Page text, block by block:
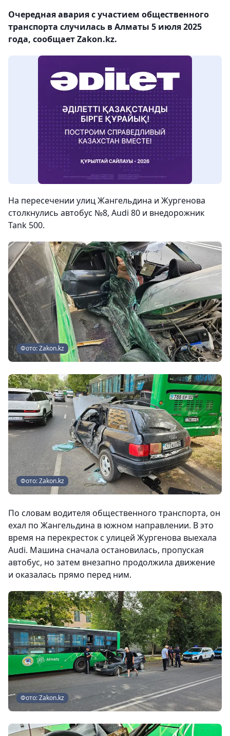
Очередная авария с участием общественного
транспорта случилась в Алматы 5 июля 2025
года, сообщает Zakon.kz.
На пересечении улиц Жангельдина и Жургенова
столкнулись автобус №8, Audi 80 и внедорожник
Tank 500.
Фото: Zakon.kz
Фото: Zakon.kz
По словам водителя общественного транспорта, он
ехал по Жангельдина в южном направлении. В это
время на перекресток с улицей Жургенова выехала
Audi. Машина сначала остановилась, пропуская
автобус, но затем внезапно продолжила движение
и оказалась прямо перед ним.
Фото: Zakon.kz